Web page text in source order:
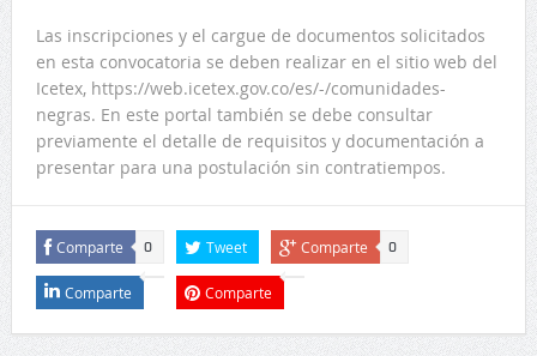
Las inscripciones y el cargue de documentos solicitados
en esta convocatoria se deben realizar en el sitio web del
Icetex, https://web.icetex.gov.co/es/-/comunidades-
negras. En este portal también se debe consultar
previamente el detalle de requisitos y documentación a
presentar para una postulación sin contratiempos.
Comparte 0 Tweet Comparte 0
Comparte Comparte